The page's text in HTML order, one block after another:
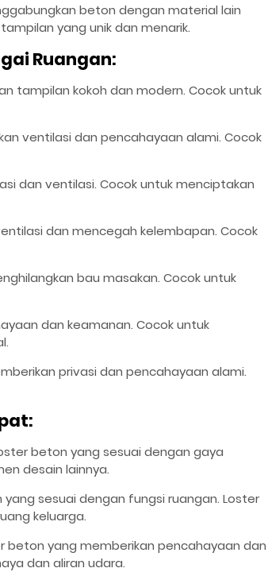
beton dengan material lain
yang unik dan menarik.
Ruangan:
tampilan kokoh dan modern. Cocok untuk
ventilasi dan pencahayaan alami. Cocok
dan ventilasi. Cocok untuk menciptakan
dan mencegah kelembapan. Cocok
bau masakan. Cocok untuk
dan keamanan. Cocok untuk
privasi dan pencahayaan alami.
beton yang sesuai dengan gaya
desain lainnya.
sesuai dengan fungsi ruangan. Loster
keluarga.
beton yang memberikan pencahayaan dan
dan aliran udara.